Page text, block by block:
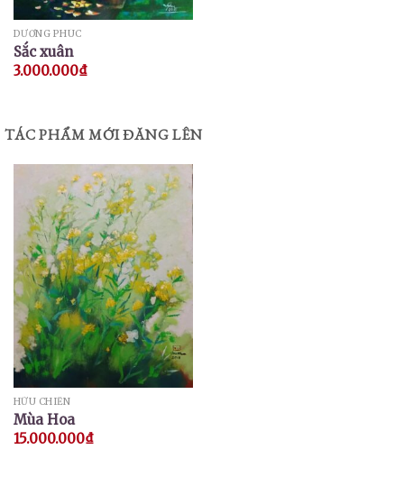
DƯƠNG PHÚC
Sắc xuân
3.000.000₫
TÁC PHẨM MỚI ĐĂNG LÊN
HỮU CHIẾN
Mùa Hoa
15.000.000₫